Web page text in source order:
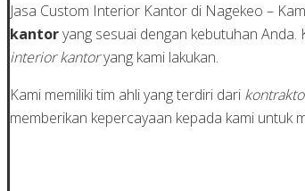
Jasa Custom Interior Kantor di Nagekeo –
kantoryang sesuai dengan kebutuhan
interior kantoryang kami lakukan.
Kami memiliki tim ahli yang terdiri dari
memberikan kepercayaan kepada kami untuk